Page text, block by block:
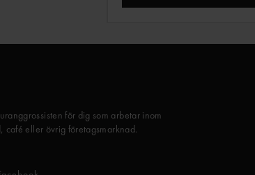
för dig som arbetar inom
café eller övrig företagsmarknad.